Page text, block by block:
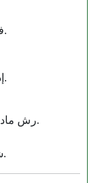
في حال وجود انسداد شديد.
إذا لم تفلح الطرق التقليدية.
رش مادة كيميائية خاصة (غير مضرة بالبيئة).
شطفها جيدًا بالماء المضغوط.